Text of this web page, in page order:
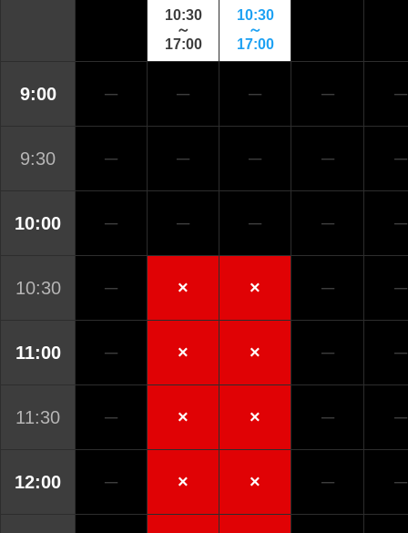
10:30
～
17:00
10:30
～
17:00
9:00 ─ ─ ─ ─ ─
9:30 ─ ─ ─ ─ ─
10:00 ─ ─ ─ ─ ─
10:30 ─ × × ─ ─
11:00 ─ × × ─ ─
11:30 ─ × × ─ ─
12:00 ─ × × ─ ─